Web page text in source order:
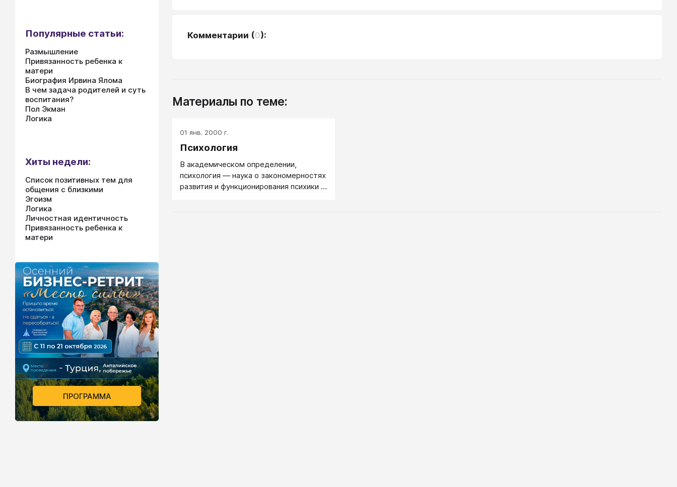
Комментарии (0):
Материалы по теме:
01 янв. 2000 г.
Психология
В академическом определении,
психология — наука о закономерностях
развития и функционирования психики и
Популярные статьи:
Размышление
Привязанность ребенка к
матери
Биография Ирвина Ялома
В чем задача родителей и суть
воспитания?
Пол Экман
Логика
Хиты недели:
Список позитивных тем для
общения с близкими
Эгоизм
Логика
Личностная идентичность
Привязанность ребенка к
матери
ПРОГРАММА